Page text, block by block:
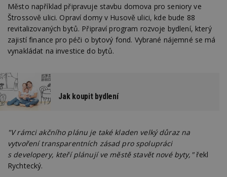
Město například připravuje stavbu domova pro seniory ve
Štrossově ulici. Opraví domy v Husově ulici, kde bude 88
revitalizovaných bytů. Připraví program rozvoje bydlení, který
zajistí finance pro péči o bytový fond. Vybrané nájemné se má
vynakládat na investice do bytů.
Jak koupit bydlení
"V rámci akčního plánu je také kladen velký důraz na
vytvoření transparentních zásad pro spolupráci
s developery, kteří plánují ve městě stavět nové byty,"řekl
Rychtecký.